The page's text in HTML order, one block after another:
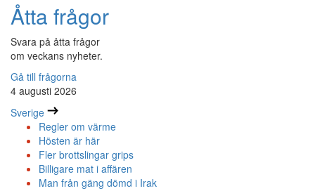
Åtta frågor
Svara på åtta frågor
om veckans nyheter.
Gå till frågorna
4 augusti 2026
Sverige
Regler om värme
Hösten är här
Fler brottslingar grips
Billigare mat i affären
Man från gäng dömd i Irak